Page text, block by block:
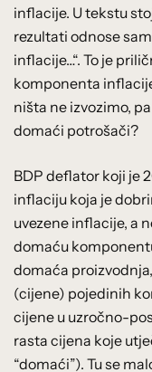
inflacije. U tekstu
rezultati odnose
inflacije…“. To je
komponenta
ništa ne izvozimo,
domaći potrošači?
BDP deflator koji je
inflaciju koja je
uvezene inflacije, a
domaću
domaća
(cijene) pojedinih
cijene u uzročno-
rasta cijena koje
“domaći”). Tu se